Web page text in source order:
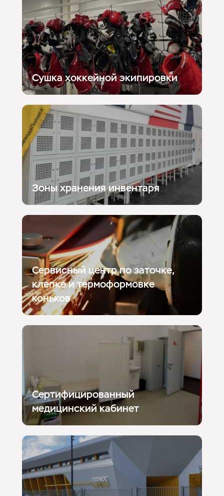
Сушка хоккейной экипировки
Зоны хранения инвентаря
Сервисный центр по заточке,
клепке и термоформовке
коньков
Сертифицированный
медицинский кабинет